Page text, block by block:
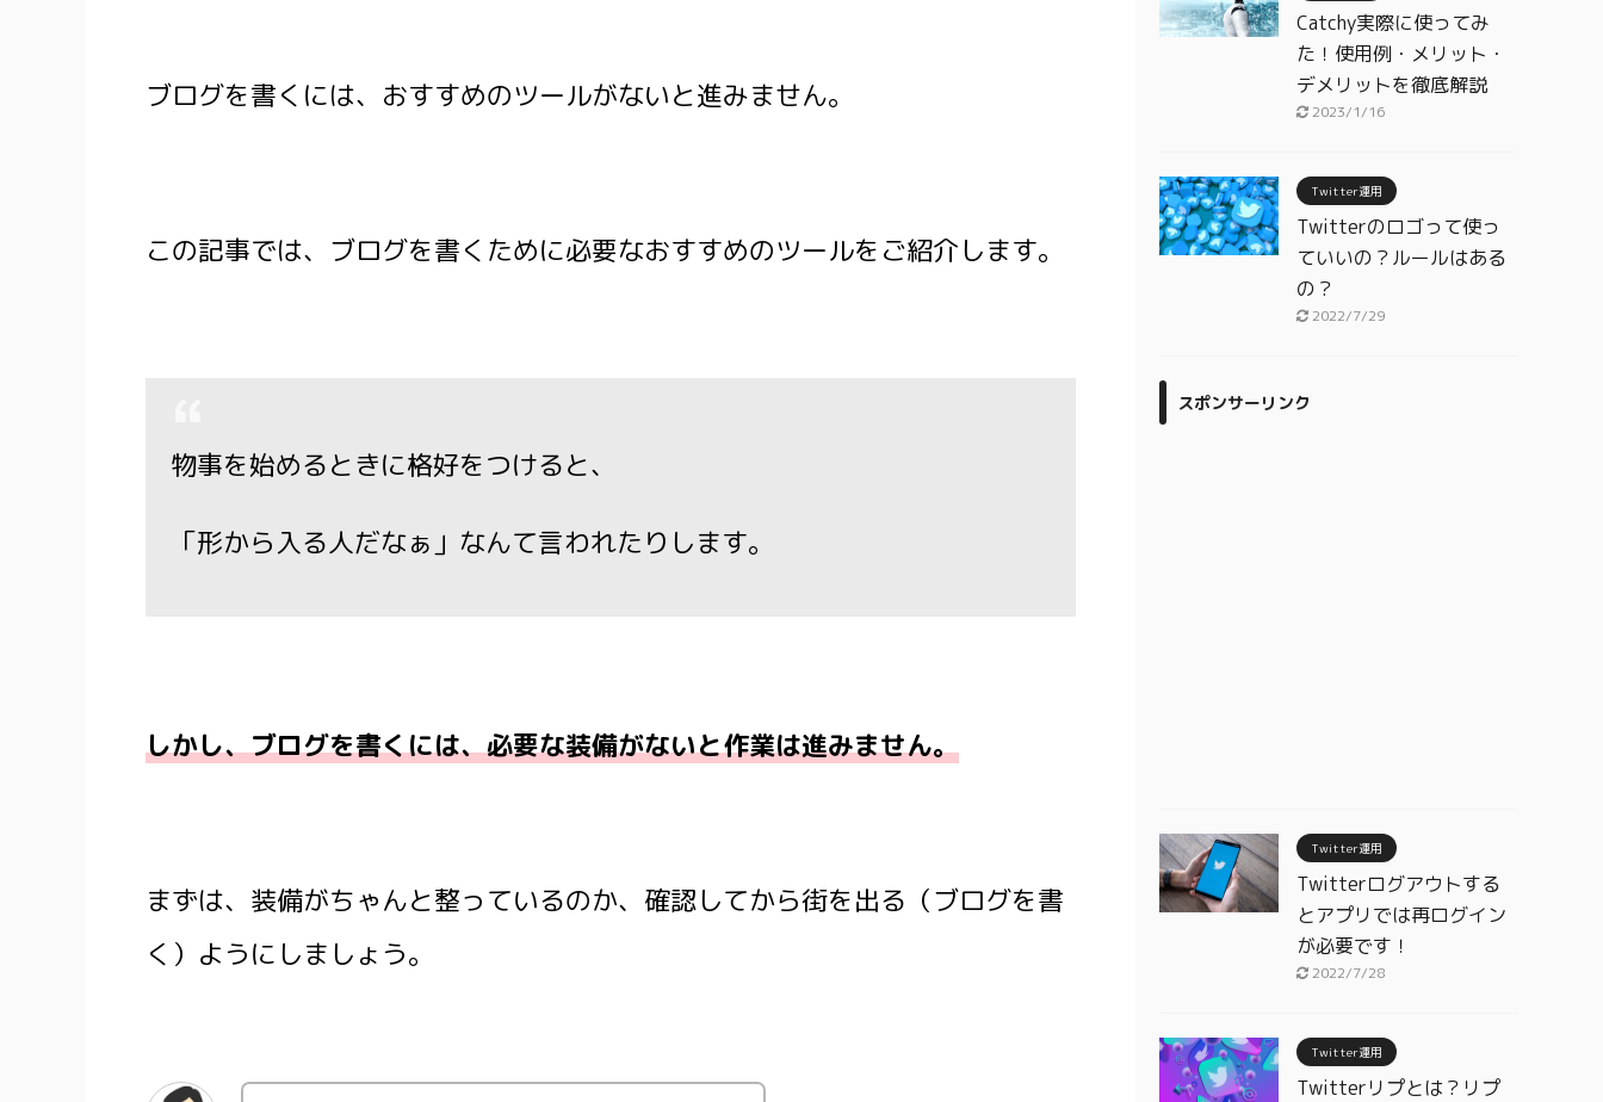
ブログを書くには、おすすめのツールがないと進みません。
この記事では、ブログを書くために必要なおすすめのツールをご紹介します。
物事を始めるときに格好をつけると、
「形から入る人だなぁ」なんて言われたりします。
しかし、ブログを書くには、必要な装備がないと作業は進みません。
まずは、装備がちゃんと整っているのか、確認してから街を出る（ブログを書
く）ようにしましょう。
Catchy実際に使ってみ
た！使用例・メリット・
デメリットを徹底解説
2023/1/16
Twitter運用
Twitterのロゴって使っ
ていいの？ルールはある
の？
2022/7/29
スポンサーリンク
Twitter運用
Twitterログアウトする
とアプリでは再ログイン
が必要です！
2022/7/28
Twitter運用
Twitterリプとは？リプ